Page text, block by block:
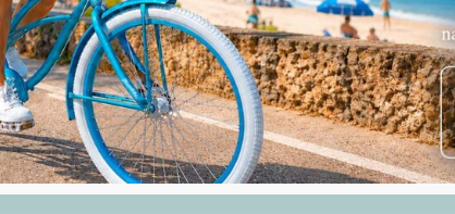
Podobne produkty